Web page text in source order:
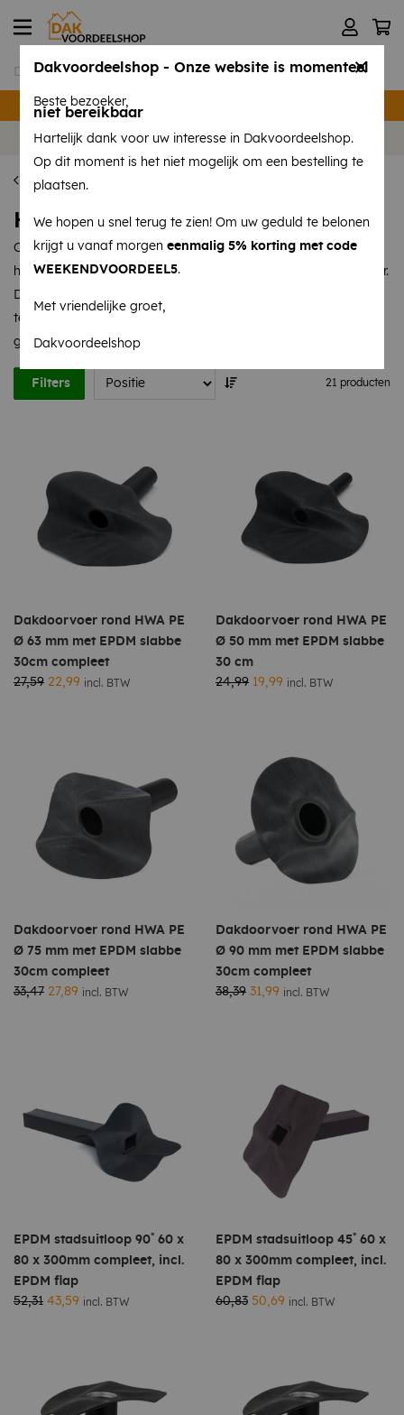
Volg ons opInstagramen Facebook!
Dakdoorvoeren
Hemelwaterafvoeren
Om de levensduur van zowel uw EPDM als uw platte of licht
hellende dak te verlengen is een hemelwaterafvoer onmisbaar.
Door deze in de dakrand te verwerken en vervolgens de flap
te bevestigen met onze EPDM-kit, vormt deze een mooi
geheel met uw platte of licht hellende dak.
Filters 21 producten
Dakdoorvoer rond HWA PE
Ø 63 mm met EPDM slabbe
30cm compleet
27,59 22,99 incl. BTW
Dakdoorvoer rond HWA PE
Ø 50 mm met EPDM slabbe
30 cm
24,99 19,99 incl. BTW
Dakdoorvoer rond HWA PE
Ø 75 mm met EPDM slabbe
30cm compleet
33,47 27,89 incl. BTW
Dakdoorvoer rond HWA PE
Ø 90 mm met EPDM slabbe
30cm compleet
38,39 31,99 incl. BTW
EPDM stadsuitloop 90˚ 60 x
80 x 300mm compleet, incl.
EPDM flap
52,31 43,59 incl. BTW
EPDM stadsuitloop 45˚ 60 x
80 x 300mm compleet, incl.
EPDM flap
60,83 50,69 incl. BTW
Dakvoordeelshop - Onze website is momenteel
niet bereikbaar
Beste bezoeker,
Hartelijk dank voor uw interesse in Dakvoordeelshop.
Op dit moment is het niet mogelijk om een bestelling te
plaatsen.
We hopen u snel terug te zien! Om uw geduld te belonen
krijgt u vanaf morgeneenmalig 5% korting met code
WEEKENDVOORDEEL5.
Met vriendelijke groet,
Dakvoordeelshop